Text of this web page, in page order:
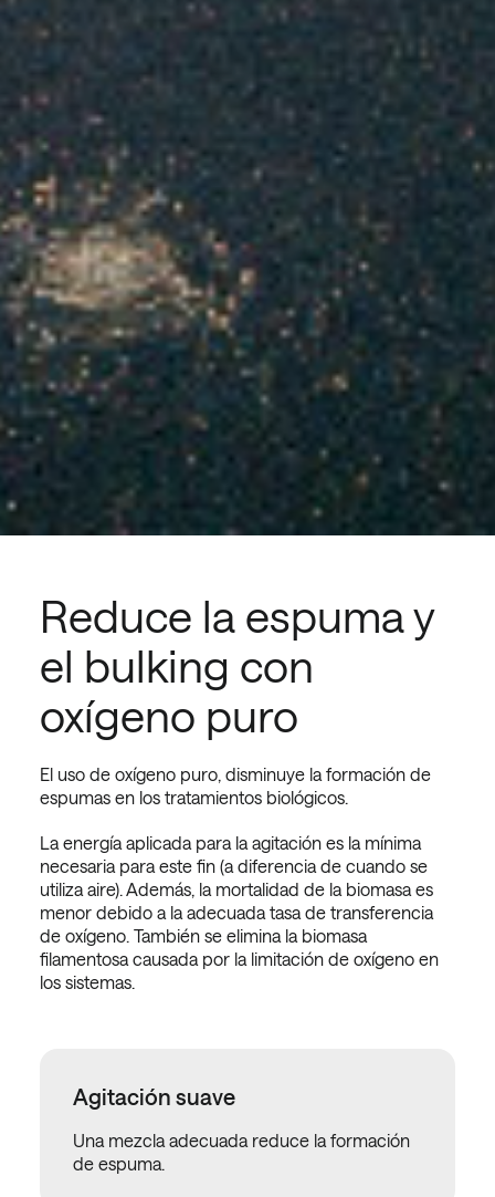
Reduce la espuma y
el bulking con
oxígeno puro
El uso de oxígeno puro, disminuye la formación de
espumas en los tratamientos biológicos.
La energía aplicada para la agitación es la mínima
necesaria para este fin (a diferencia de cuando se
utiliza aire). Además, la mortalidad de la biomasa es
menor debido a la adecuada tasa de transferencia
de oxígeno. También se elimina la biomasa
filamentosa causada por la limitación de oxígeno en
los sistemas.
Agitación suave
Una mezcla adecuada reduce la formación
de espuma.